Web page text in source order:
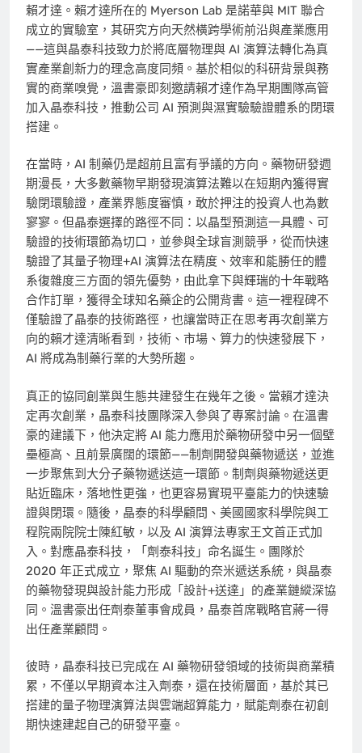
賴才達。賴才達所在的 Myerson Lab 是諾華與 MIT 聯合
成立的實驗室，其研究方向天然橫跨學術前沿與產業應用
——這與晶泰科技致力於將底層物理與 AI 演算法轉化為真
實產業創新力的理念高度同頻。基於相似的科研背景與務
實的商業嗅覺，溫書豪即刻邀請賴才達作為早期團隊高管
加入晶泰科技，推動公司 AI 預測與濕實驗驗證體系的閉環
搭建。
在當時，AI 制藥仍是超前且富有爭議的方向。藥物研發週
期漫長，大多數藥物早期發現演算法難以在短期內獲得實
驗閉環驗證，產業界態度審慎，敢於押注的投資人也為數
寥寥。但晶泰選擇的路徑不同：以晶型預測這一具體、可
驗證的技術環節為切口，並參與全球盲測競爭，從而快速
驗證了其量子物理+AI 演算法在精度、效率和能勝任的體
系復雜度三方面的領先優勢，由此拿下與輝瑞的十年戰略
合作訂單，獲得全球知名藥企的公開背書。這一裡程碑不
僅驗證了晶泰的技術路徑，也讓當時正在思考再次創業方
向的賴才達清晰看到，技術、市場、算力的快速發展下，
AI 將成為制藥行業的大勢所趨。
真正的協同創業與生態共建發生在幾年之後。當賴才達決
定再次創業，晶泰科技團隊深入參與了專案討論。在溫書
豪的建議下，他決定將 AI 能力應用於藥物研發中另一個壁
壘極高、且前景廣闊的環節——制劑開發與藥物遞送，並進
一步聚焦到大分子藥物遞送這一環節。制劑與藥物遞送更
貼近臨床，落地性更強，也更容易實現平臺能力的快速驗
證與閉環。隨後，晶泰的科學顧問、美國國家科學院與工
程院兩院院士陳紅敏，以及 AI 演算法專家王文首正式加
入。對應晶泰科技，「劑泰科技」命名誕生。團隊於
2020 年正式成立，聚焦 AI 驅動的奈米遞送系統，與晶泰
的藥物發現與設計能力形成「設計+送達」的產業鏈縱深協
同。溫書豪出任劑泰董事會成員，晶泰首席戰略官蔣一得
出任產業顧問。
彼時，晶泰科技已完成在 AI 藥物研發領域的技術與商業積
累，不僅以早期資本注入劑泰，還在技術層面，基於其已
搭建的量子物理演算法與雲端超算能力，賦能劑泰在初創
期快速建起自己的研發平臺。